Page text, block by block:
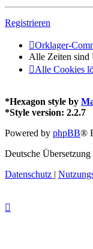
Registrieren
Orklager-
Alle Zeiten sind
Alle Cookies
*Hexagon style by
*Style version: 2.2.7
Powered by phpBB®
Deutsche Übersetzung
Datenschutz |